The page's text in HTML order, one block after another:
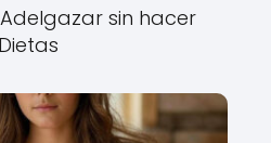
sin hacer
Dietas